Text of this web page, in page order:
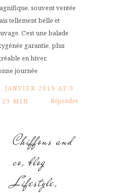
souvent ventée
tellement belle et
C’est une balade
garantie, plus
en hiver.
journée
JANVIER 2019 AT 9
29 MIN
Répondre
Chiffons and
co, blog
Lifestyle,
INSTA